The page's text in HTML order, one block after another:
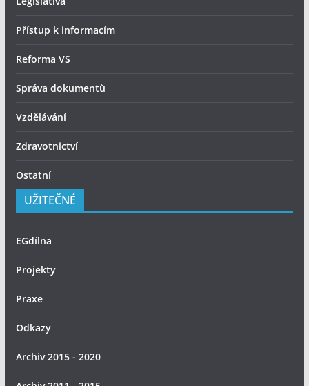
Přístup k informacím
Reforma VS
Správa dokumentů
Vzdělávání
Zdravotnictví
Ostatní
UŽITEČNÉ
EGdílna
Projekty
Praxe
Odkazy
Archiv 2015 - 2020